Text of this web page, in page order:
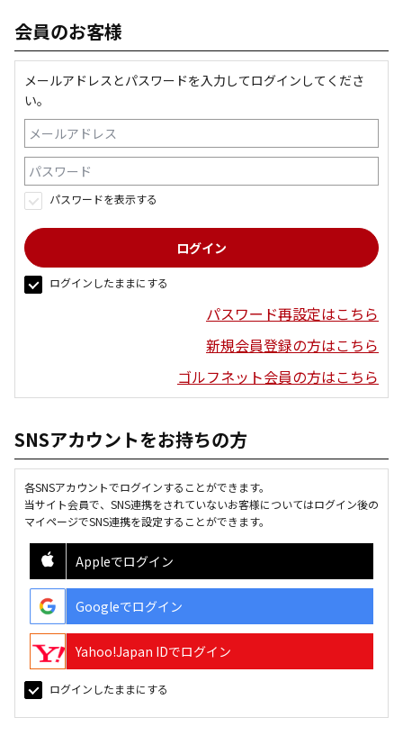
会員のお客様
メールアドレスとパスワードを入力してログインしてくださ
い。
パスワードを表示する
ログインしたままにする
パスワード再設定はこちら
新規会員登録の方はこちら
ゴルフネット会員の方はこちら
SNSアカウントをお持ちの方
各SNSアカウントでログインすることができます。
当サイト会員で、SNS連携をされていないお客様についてはログイン後の
マイページでSNS連携を設定することができます。
Appleでログイン
Googleでログイン
Yahoo!Japan IDでログイン
ログインしたままにする